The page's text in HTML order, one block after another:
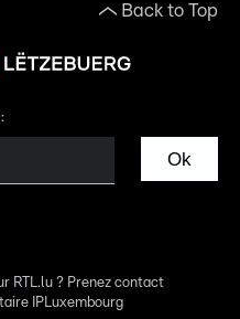
Back to Top
Ok
RTL.lu ? Prenez contact
IPLuxembourg